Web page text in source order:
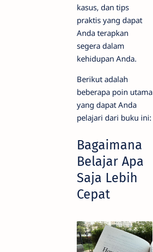
kasus, dan tips
praktis yang dapat
Anda terapkan
segera dalam
kehidupan Anda.
Berikut adalah
beberapa poin utama
yang dapat Anda
pelajari dari buku ini:
Bagaimana
Belajar Apa
Saja Lebih
Cepat